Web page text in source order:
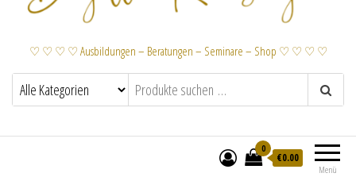
♡ ♡ ♡ ♡ Ausbildungen – Beratungen – Seminare – Shop ♡ ♡ ♡ ♡
Menü
0
€0.00